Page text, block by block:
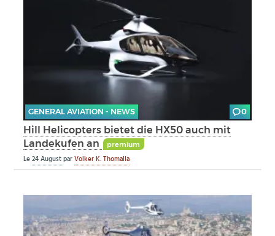
GENERAL AVIATION - NEWS 0
Hill Helicopters bietet die HX50 auch mit
Landekufen an
premium
Le24 AugustparVolker K. Thomalla